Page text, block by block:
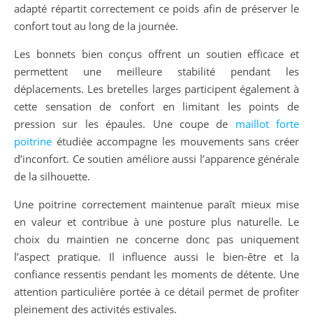
adapté répartit correctement ce poids afin de préserver le
confort tout au long de la journée.
Les bonnets bien conçus offrent un soutien efficace et
permettent une meilleure stabilité pendant les
déplacements. Les bretelles larges participent également à
cette sensation de confort en limitant les points de
pression sur les épaules. Une coupe de maillot forte
poitrine étudiée accompagne les mouvements sans créer
d’inconfort. Ce soutien améliore aussi l’apparence générale
de la silhouette.
Une poitrine correctement maintenue paraît mieux mise
en valeur et contribue à une posture plus naturelle. Le
choix du maintien ne concerne donc pas uniquement
l’aspect pratique. Il influence aussi le bien-être et la
confiance ressentis pendant les moments de détente. Une
attention particulière portée à ce détail permet de profiter
pleinement des activités estivales.